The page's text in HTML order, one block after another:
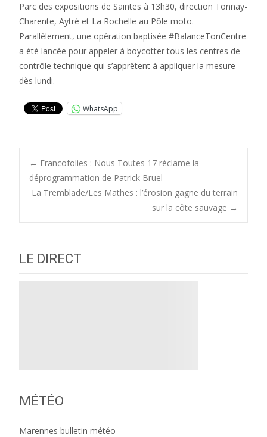
Parc des expositions de Saintes à 13h30, direction Tonnay-
Charente, Aytré et La Rochelle au Pôle moto.
Parallèlement, une opération baptisée #BalanceTonCentre
a été lancée pour appeler à boycotter tous les centres de
contrôle technique qui s’apprêtent à appliquer la mesure
dès lundi.
WhatsApp
Post
navigation
← Francofolies : Nous Toutes 17 réclame la
déprogrammation de Patrick Bruel
La Tremblade/Les Mathes : l’érosion gagne du terrain
sur la côte sauvage →
LE DIRECT
MÉTÉO
Marennes bulletin météo